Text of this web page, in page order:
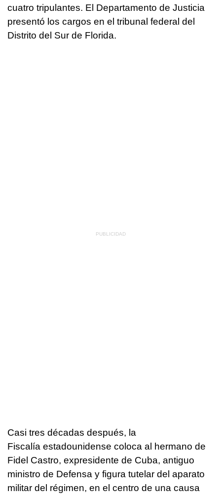
cuatro tripulantes. El Departamento de Justicia
presentó los cargos en el tribunal federal del
Distrito del Sur de Florida.
Casi tres décadas después, la
Fiscalía estadounidense coloca al hermano de
Fidel Castro, expresidente de Cuba, antiguo
ministro de Defensa y figura tutelar del aparato
militar del régimen, en el centro de una causa